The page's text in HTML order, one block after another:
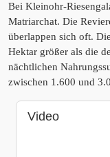
Bei Kleinohr-
Matriarchat. Die
überlappen sich oft.
Hektar größer als die
nächtlichen
zwischen 1.600 und
Video